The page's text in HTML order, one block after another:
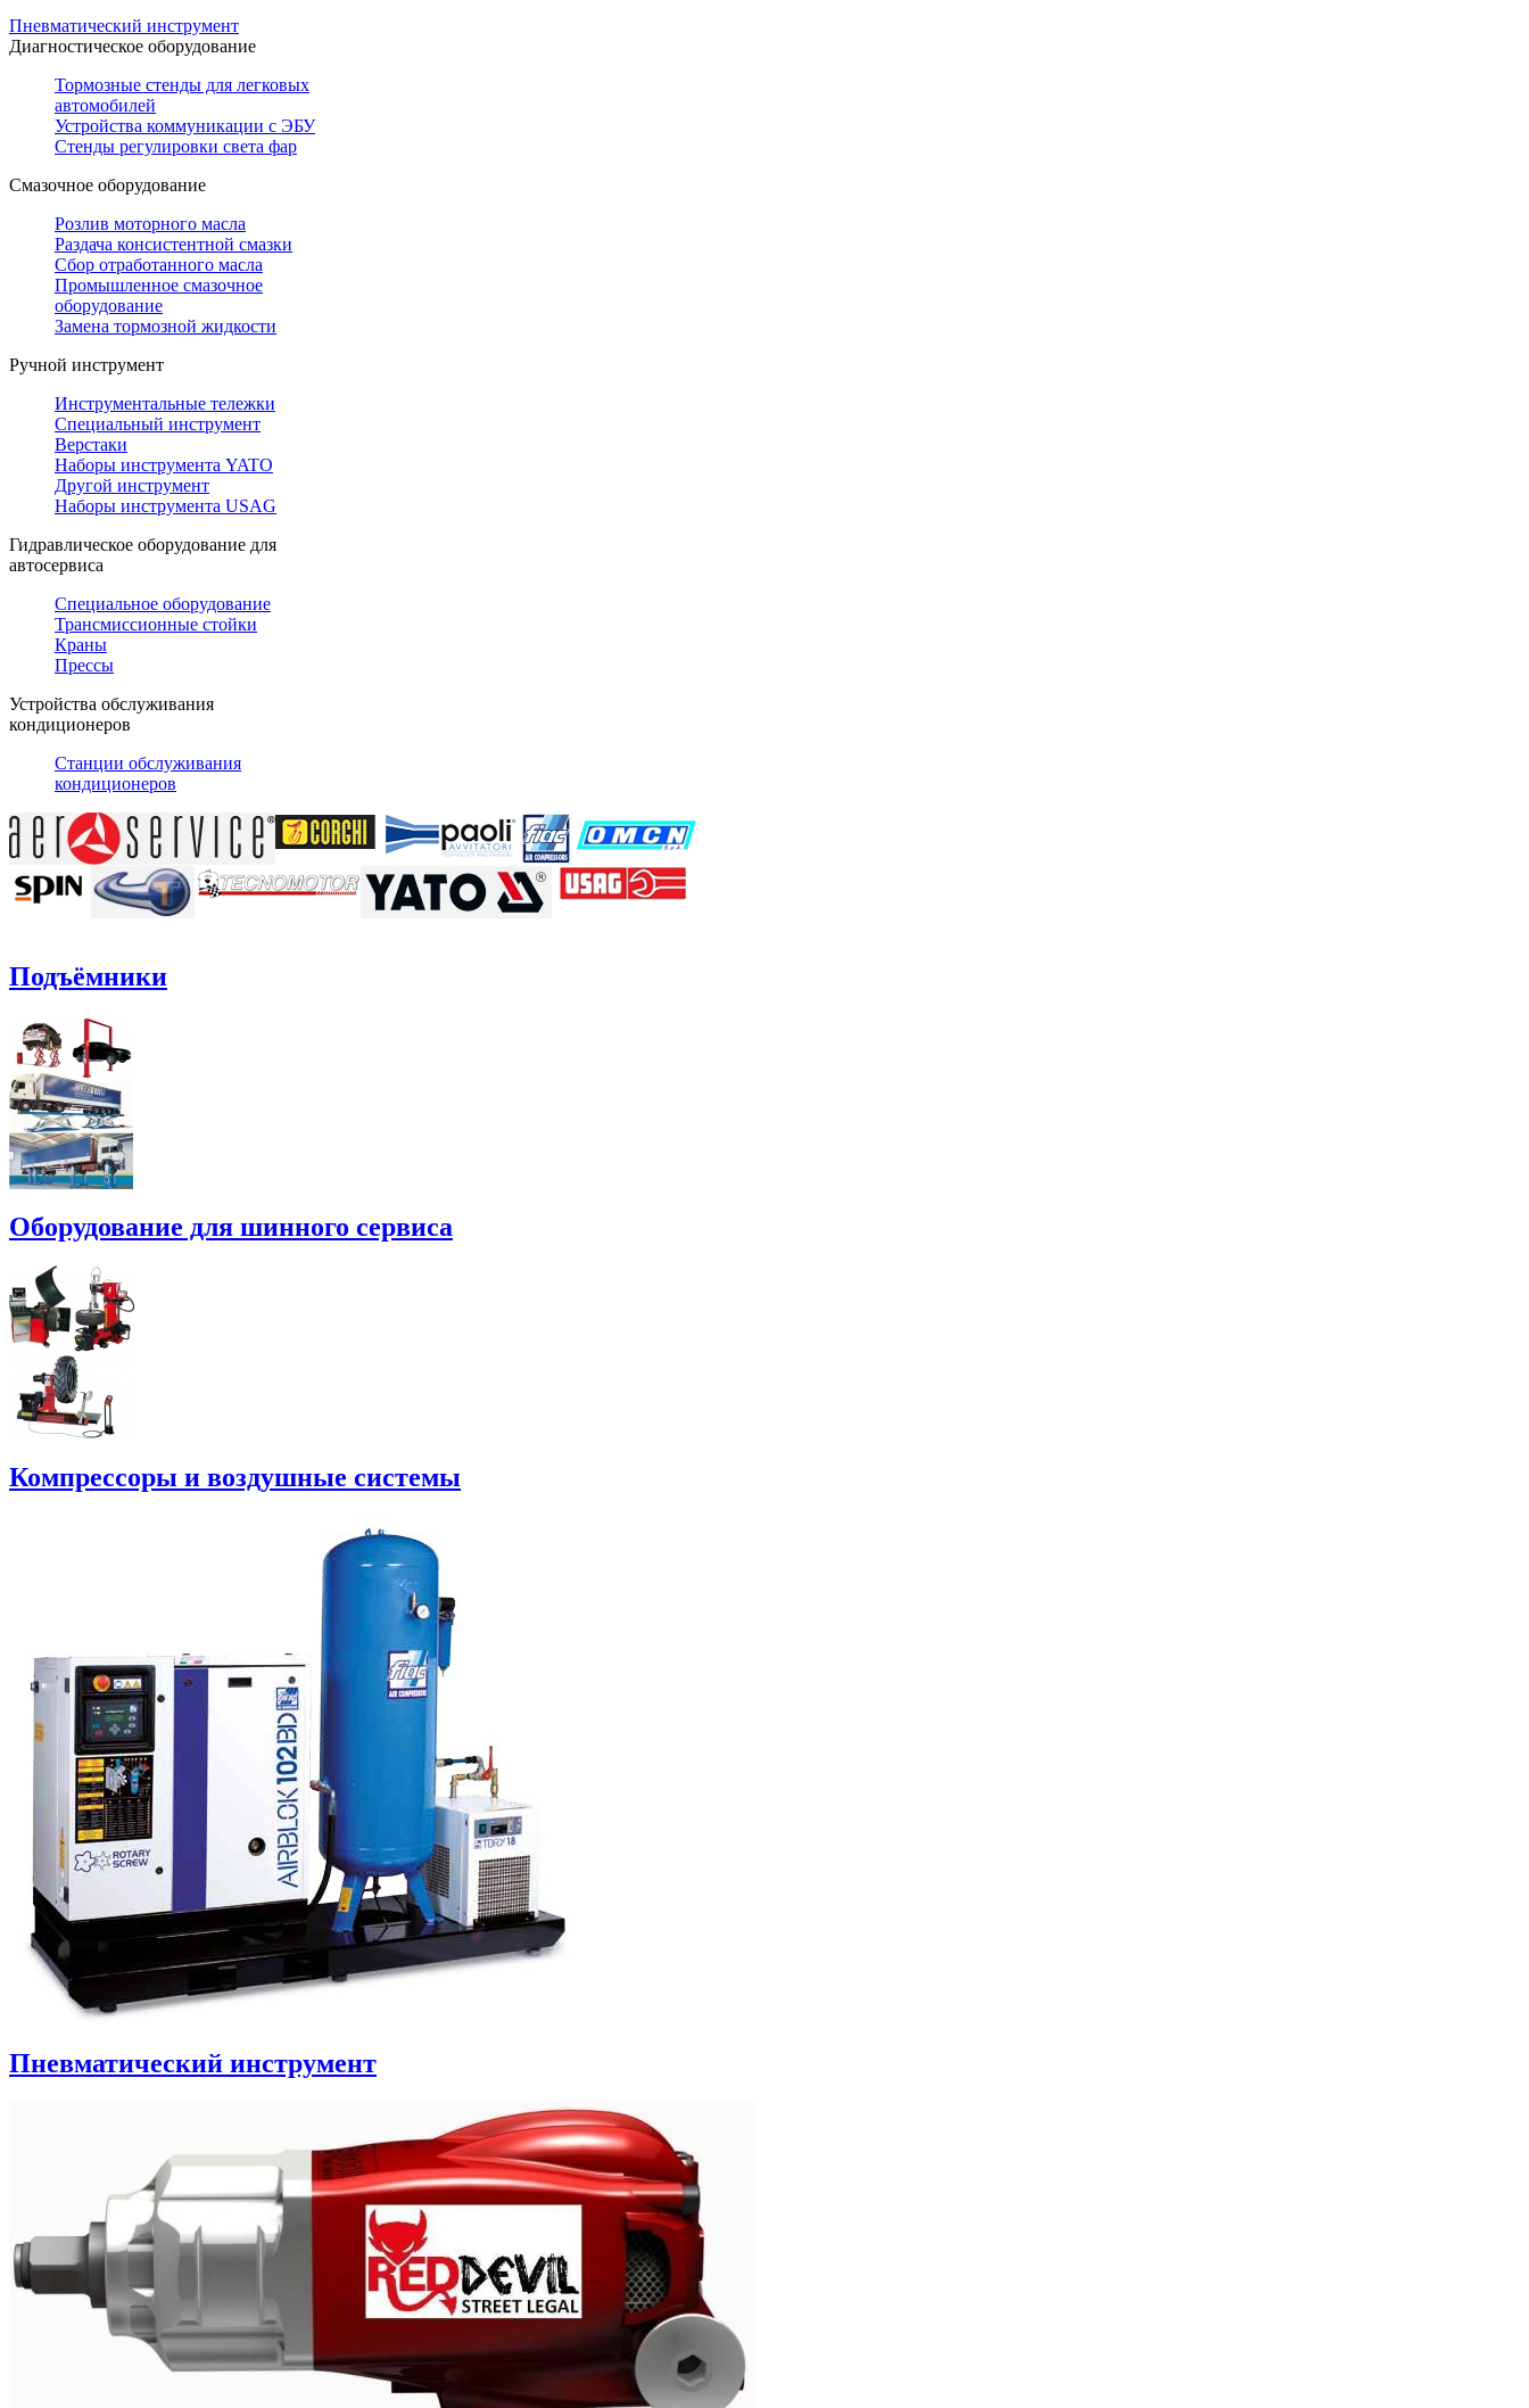
Пневматический инструмент
Диагностическое оборудование
Тормозные стенды для легковых
автомобилей
Устройства коммуникации с ЭБУ
Стенды регулировки света фар
Смазочное оборудование
Розлив моторного масла
Раздача консистентной смазки
Сбор отработанного масла
Промышленное смазочное
оборудование
Замена тормозной жидкости
Ручной инструмент
Инструментальные тележки
Специальный инструмент
Верстаки
Наборы инструмента YATO
Другой инструмент
Наборы инструмента USAG
Гидравлическое оборудование для
автосервиса
Специальное оборудование
Трансмиссионные стойки
Краны
Прессы
Устройства обслуживания
кондиционеров
Станции обслуживания
кондиционеров
Подъёмники
Оборудование для шинного сервиса
Компрессоры и воздушные системы
Пневматический инструмент